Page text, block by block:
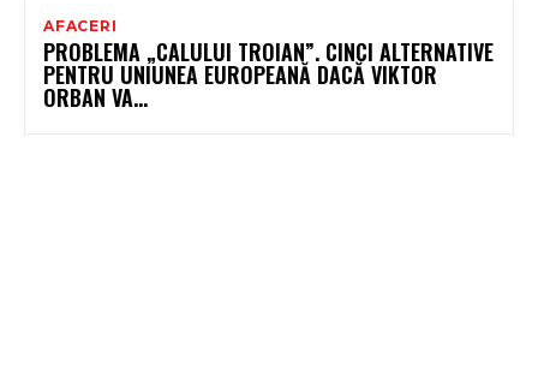
AFACERI
PROBLEMA „CALULUI TROIAN”. CINCI ALTERNATIVE
PENTRU UNIUNEA EUROPEANĂ DACĂ VIKTOR
ORBAN VA…